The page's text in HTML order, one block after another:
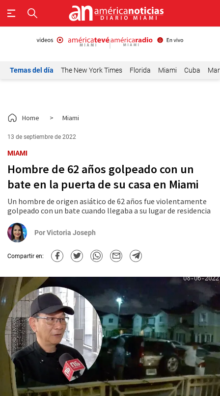
Temas del día The New York Times Florida Miami Cuba
Home > Miami
13 de septiembre de 2022
MIAMI
Hombre de 62 años golpeado con un
bate en la puerta de su casa en Miami
Un hombre de origen asiático de 62 años fue violentamente
golpeado con un bate cuando llegaba a su lugar de residencia
PorVictoria Joseph
Compartir en: